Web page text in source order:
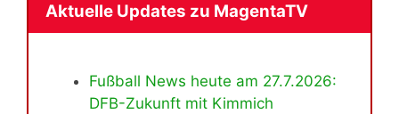
Aktuelle Updates zu MagentaTV
Fußball News heute am 27.7.2026:
DFB-Zukunft mit Kimmich